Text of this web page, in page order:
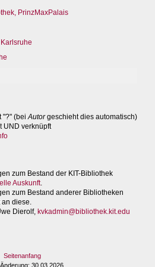
PrinzMaxPalais
"?" (bei Autorgeschieht dies automatisch)
UND verknüpft
zum Bestand der KIT-Bibliothek
Auskunft.
zum Bestand anderer Bibliotheken
an diese.
Dierolf, kvkadmin@bibliothek.kit.edu
Seitenanfang
Änderung: 30.03.2026